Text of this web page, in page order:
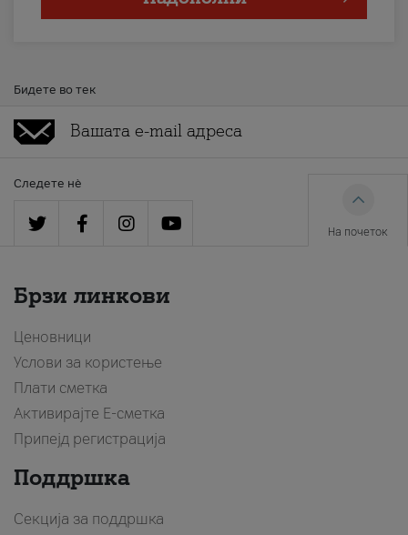
Бидете во тек
Следете нè
На почеток
Брзи линкови
Ценовници
Услови за користење
Плати сметка
Активирајте Е-сметка
Припејд регистрација
Поддршка
Секција за поддршка